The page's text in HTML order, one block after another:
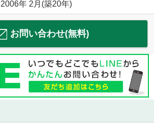
2006年 2月(築20年)
お問い合わせ(無料)